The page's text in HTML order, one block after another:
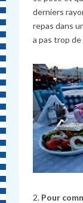
derniers
repas dans
a pas trop de
2. Pour